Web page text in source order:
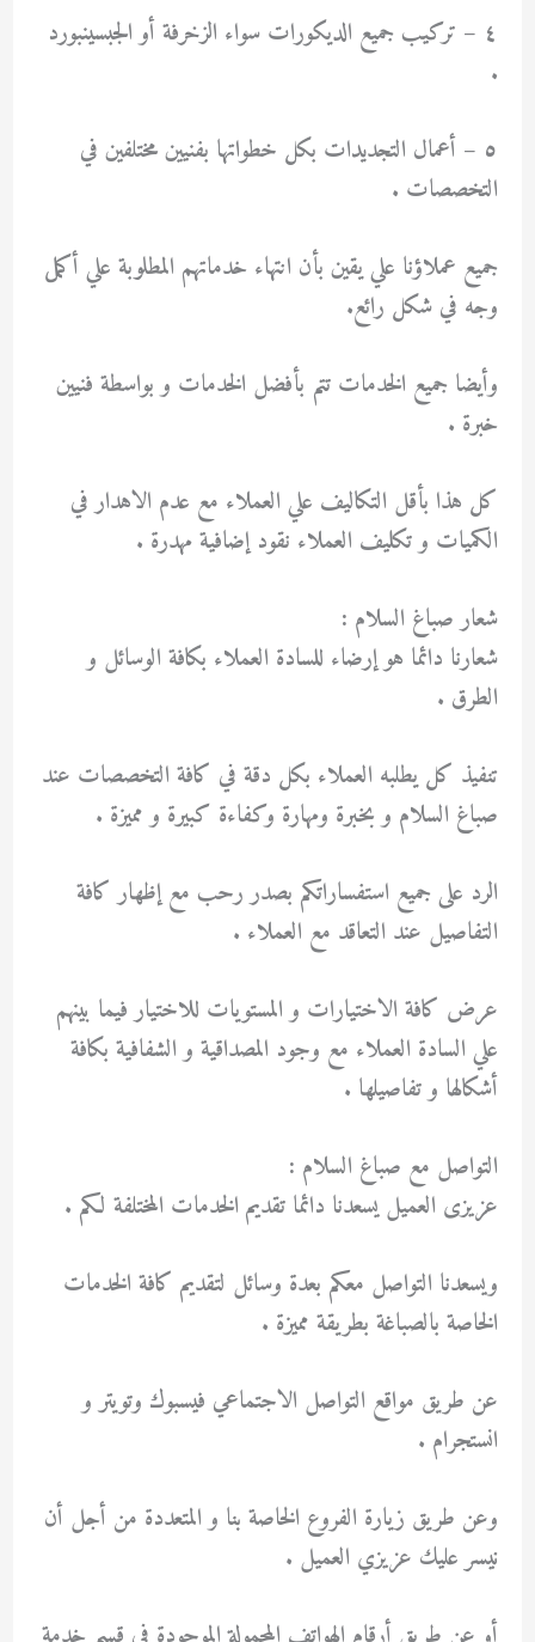
٤ – تركيب جميع الديكورات سواء الزخرفة أو الجبسينبورد
.
٥ – أعمال التجديدات بكل خطواتها بفنيين مختلفين في
التخصصات .
جميع عملاؤنا علي يقين بأن انتهاء خدماتهم المطلوبة علي أكمل
وجه في شكل رائع.
وأيضا جميع الخدمات تتم بأفضل الخدمات و بواسطة فنيين
خبرة .
كل هذا بأقل التكاليف علي العملاء مع عدم الاهدار في
الكميات و تكليف العملاء نقود إضافية مهدرة .
شعار صباغ السلام :
شعارنا دائما هو إرضاء للسادة العملاء بكافة الوسائل و
الطرق .
تنفيذ كل يطلبه العملاء بكل دقة في كافة التخصصات عند
صباغ السلام و بخبرة ومهارة وكفاءة كبيرة و مميزة .
الرد على جميع استفساراتكم بصدر رحب مع إظهار كافة
التفاصيل عند التعاقد مع العملاء .
عرض كافة الاختيارات و المستويات للاختيار فيما بينهم
علي السادة العملاء مع وجود المصداقية و الشفافية بكافة
أشكالها و تفاصيلها .
التواصل مع صباغ السلام :
عزيزى العميل يسعدنا دائما تقديم الخدمات المختلفة لكم .
ويسعدنا التواصل معكم بعدة وسائل لتقديم كافة الخدمات
الخاصة بالصباغة بطريقة مميزة .
عن طريق مواقع التواصل الاجتماعي فيسبوك وتويتر و
انستجرام .
وعن طريق زيارة الفروع الخاصة بنا و المتعددة من أجل أن
نيسر عليك عزيزي العميل .